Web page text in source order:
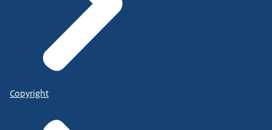
Copyright